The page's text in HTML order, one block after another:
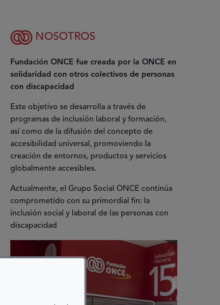
NOSOTROS
Fundación ONCE fue creada por la ONCE en
solidaridad con otros colectivos de personas
con discapacidad
Este objetivo se desarrolla a través de
programas de inclusión laboral y formación,
así como de la difusión del concepto de
accesibilidad universal, promoviendo la
creación de entornos, productos y servicios
globalmente accesibles.
Actualmente, el Grupo Social ONCE continúa
comprometido con su primordial fin: la
inclusión social y laboral de las personas con
discapacidad